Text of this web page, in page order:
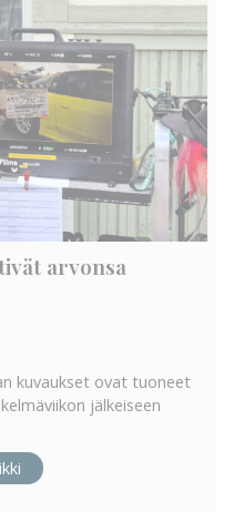
arvonsa
kuvaukset ovat tuoneet
jälkeiseen